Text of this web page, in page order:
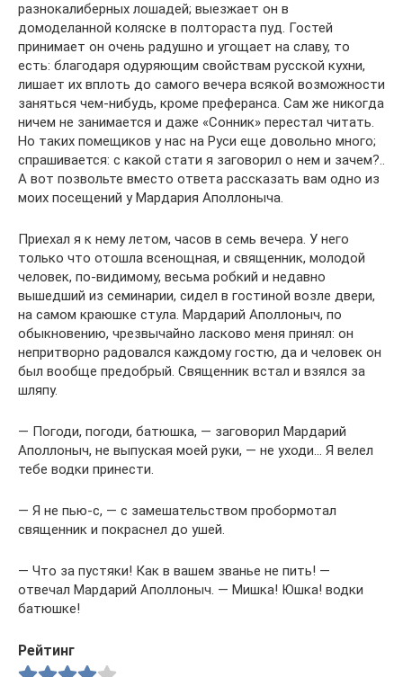
разнокалиберных лошадей; выезжает он в
домоделанной коляске в полтораста пуд. Гостей
принимает он очень радушно и угощает на славу, то
есть: благодаря одуряющим свойствам русской кухни,
лишает их вплоть до самого вечера всякой возможности
заняться чем-нибудь, кроме преферанса. Сам же никогда
ничем не занимается и даже «Сонник» перестал читать.
Но таких помещиков у нас на Руси еще довольно много;
спрашивается: с какой стати я заговорил о нем и зачем?..
А вот позвольте вместо ответа рассказать вам одно из
моих посещений у Мардария Аполлоныча.
Приехал я к нему летом, часов в семь вечера. У него
только что отошла всенощная, и священник, молодой
человек, по-видимому, весьма робкий и недавно
вышедший из семинарии, сидел в гостиной возле двери,
на самом краюшке стула. Мардарий Аполлоныч, по
обыкновению, чрезвычайно ласково меня принял: он
непритворно радовался каждому гостю, да и человек он
был вообще предобрый. Священник встал и взялся за
шляпу.
— Погоди, погоди, батюшка, — заговорил Мардарий
Аполлоныч, не выпуская моей руки, — не уходи… Я велел
тебе водки принести.
— Я не пью-с, — с замешательством пробормотал
священник и покраснел до ушей.
— Что за пустяки! Как в вашем званье не пить! —
отвечал Мардарий Аполлоныч. — Мишка! Юшка! водки
батюшке!
Рейтинг